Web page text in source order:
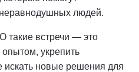
людей.
такие встречи — это
укрепить
искать новые решения для